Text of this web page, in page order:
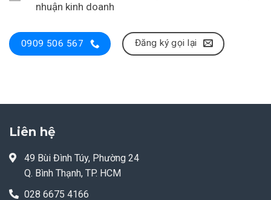
nhuận kinh doanh
0909 506 567 Đăng ký gọi lại
Liên hệ
49 Bùi Đình Túy, Phường 24
Q. Bình Thạnh, TP. HCM
028 6675 4166